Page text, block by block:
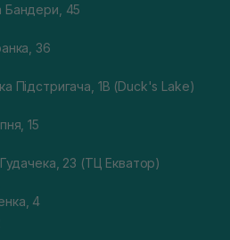
Бандери, 45
36
Підстригача, 1В (Duck's Lake)
15
Гудачека, 23 (ТЦ Екватор)
4